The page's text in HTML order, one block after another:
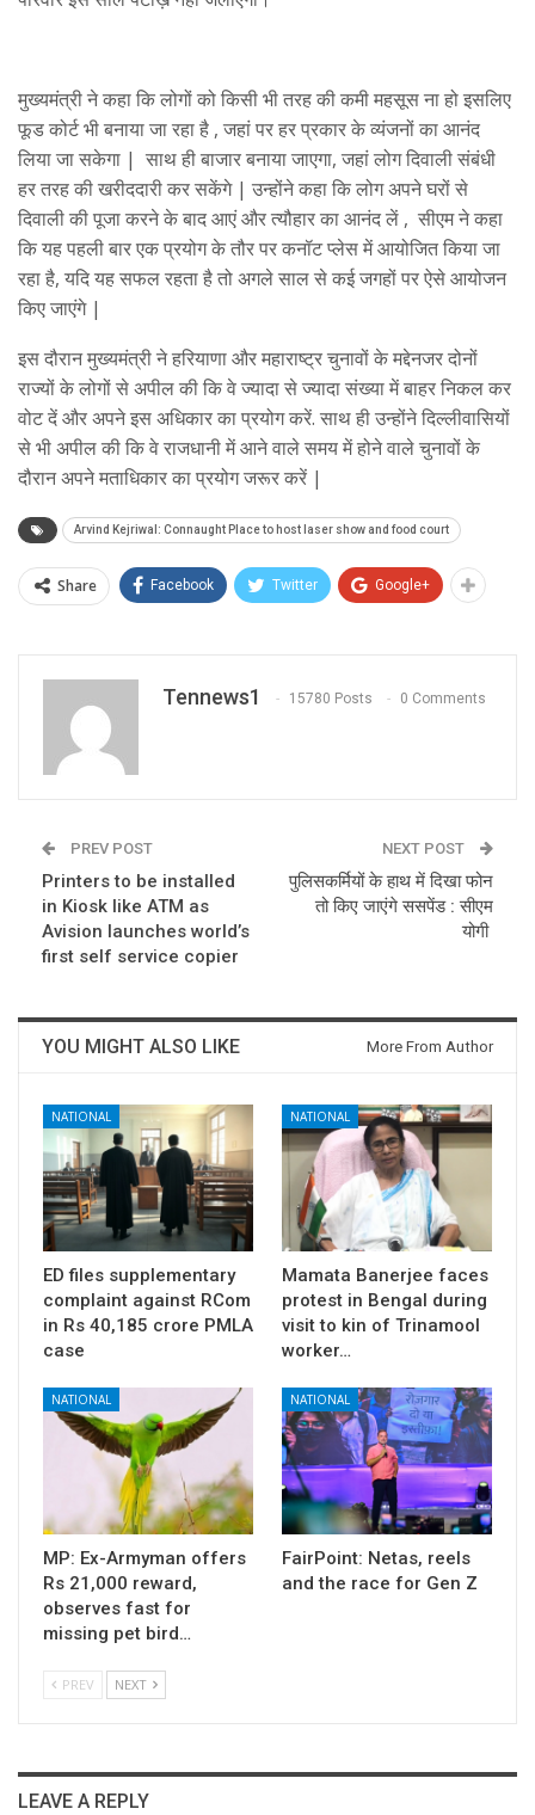
मुख्यमंत्री ने कहा कि लोगों को किसी भी तरह की कमी महसूस ना हो इसलिए
फूड कोर्ट भी बनाया जा रहा है , जहां पर हर प्रकार के व्यंजनों का आनंद
लिया जा सकेगा | साथ ही बाजार बनाया जाएगा, जहां लोग दिवाली संबंधी
हर तरह की खरीददारी कर सकेंगे | उन्होंने कहा कि लोग अपने घरों से
दिवाली की पूजा करने के बाद आएं और त्यौहार का आनंद लें , सीएम ने कहा
कि यह पहली बार एक प्रयोग के तौर पर कनॉट प्लेस में आयोजित किया जा
रहा है, यदि यह सफल रहता है तो अगले साल से कई जगहों पर ऐसे आयोजन
किए जाएंगे |
इस दौरान मुख्यमंत्री ने हरियाणा और महाराष्ट्र चुनावों के मद्देनजर दोनों
राज्यों के लोगों से अपील की कि वे ज्यादा से ज्यादा संख्या में बाहर निकल कर
वोट दें और अपने इस अधिकार का प्रयोग करें. साथ ही उन्होंने दिल्लीवासियों
से भी अपील की कि वे राजधानी में आने वाले समय में होने वाले चुनावों के
दौरान अपने मताधिकार का प्रयोग जरूर करें |
Arvind Kejriwal: Connaught Place to host laser show and food court
Share Facebook Twitter Google+
Tennews1 15780 Posts 0 Comments
PREV POST
Printers to be installed
in Kiosk like ATM as
Avision launches world’s
first self service copier
NEXT POST
पुलिसकर्मियों के हाथ में दिखा फोन
तो किए जाएंगे ससपेंड : सीएम
योगी
YOU MIGHT ALSO LIKE More From Author
NATIONAL
ED files supplementary
complaint against RCom
in Rs 40,185 crore PMLA
case
NATIONAL
Mamata Banerjee faces
protest in Bengal during
visit to kin of Trinamool
worker…
NATIONAL
MP: Ex-Armyman offers
Rs 21,000 reward,
observes fast for
missing pet bird…
NATIONAL
FairPoint: Netas, reels
and the race for Gen Z
PREV NEXT
LEAVE A REPLY